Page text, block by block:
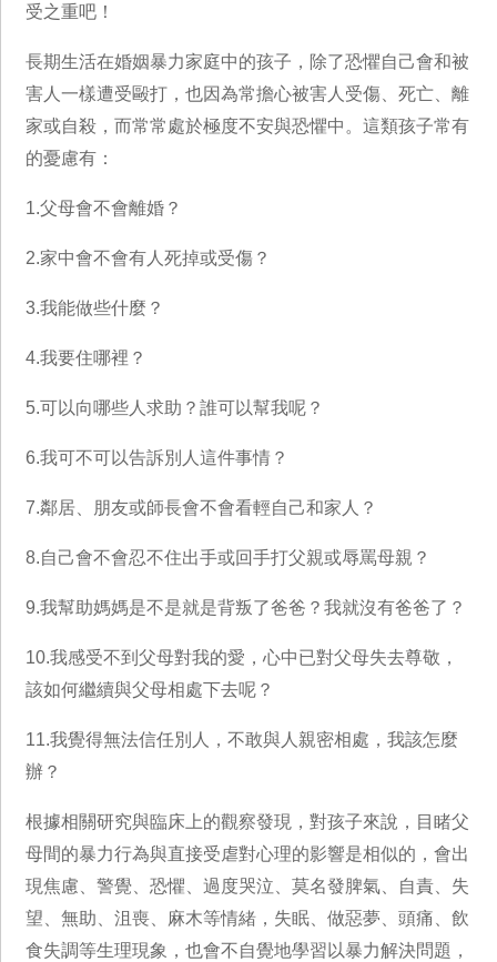
受之重吧！
長期生活在婚姻暴力家庭中的孩子，除了恐懼自己會和被
害人一樣遭受毆打，也因為常擔心被害人受傷、死亡、離
家或自殺，而常常處於極度不安與恐懼中。這類孩子常有
的憂慮有：
1.父母會不會離婚？
2.家中會不會有人死掉或受傷？
3.我能做些什麼？
4.我要住哪裡？
5.可以向哪些人求助？誰可以幫我呢？
6.我可不可以告訴別人這件事情？
7.鄰居、朋友或師長會不會看輕自己和家人？
8.自己會不會忍不住出手或回手打父親或辱罵母親？
9.我幫助媽媽是不是就是背叛了爸爸？我就沒有爸爸了？
10.我感受不到父母對我的愛，心中已對父母失去尊敬，
該如何繼續與父母相處下去呢？
11.我覺得無法信任別人，不敢與人親密相處，我該怎麼
辦？
根據相關研究與臨床上的觀察發現，對孩子來說，目睹父
母間的暴力行為與直接受虐對心理的影響是相似的，會出
現焦慮、警覺、恐懼、過度哭泣、莫名發脾氣、自責、失
望、無助、沮喪、麻木等情緒，失眠、做惡夢、頭痛、飲
食失調等生理現象，也會不自覺地學習以暴力解決問題，